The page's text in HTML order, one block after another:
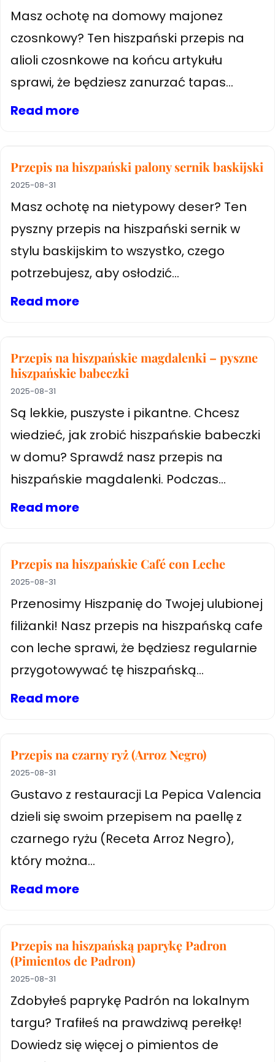
Masz ochotę na domowy majonez
czosnkowy? Ten hiszpański przepis na
alioli czosnkowe na końcu artykułu
sprawi, że będziesz zanurzać tapas...
Read more
Przepis na hiszpański palony sernik baskijski
2025-08-31
Masz ochotę na nietypowy deser? Ten
pyszny przepis na hiszpański sernik w
stylu baskijskim to wszystko, czego
potrzebujesz, aby osłodzić...
Read more
Przepis na hiszpańskie magdalenki – pyszne
hiszpańskie babeczki
2025-08-31
Są lekkie, puszyste i pikantne. Chcesz
wiedzieć, jak zrobić hiszpańskie babeczki
w domu? Sprawdź nasz przepis na
hiszpańskie magdalenki. Podczas...
Read more
Przepis na hiszpańskie Café con Leche
2025-08-31
Przenosimy Hiszpanię do Twojej ulubionej
filiżanki! Nasz przepis na hiszpańską cafe
con leche sprawi, że będziesz regularnie
przygotowywać tę hiszpańską...
Read more
Przepis na czarny ryż (Arroz Negro)
2025-08-31
Gustavo z restauracji La Pepica Valencia
dzieli się swoim przepisem na paellę z
czarnego ryżu (Receta Arroz Negro),
który można...
Read more
Przepis na hiszpańską paprykę Padron
(Pimientos de Padron)
2025-08-31
Zdobyłeś paprykę Padrón na lokalnym
targu? Trafiłeś na prawdziwą perełkę!
Dowiedz się więcej o pimientos de